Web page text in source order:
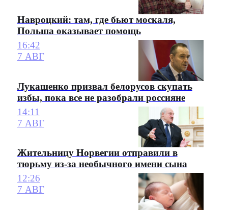
Навроцкий: там, где бьют москаля,
Польша оказывает помощь
16:42
7 АВГ
Лукашенко призвал белорусов скупать
избы, пока все не разобрали россияне
14:11
7 АВГ
Жительницу Норвегии отправили в
тюрьму из-за необычного имени сына
12:26
7 АВГ